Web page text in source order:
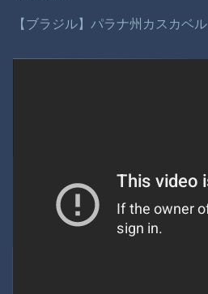
【ブラジル】パラナ州カスカベル